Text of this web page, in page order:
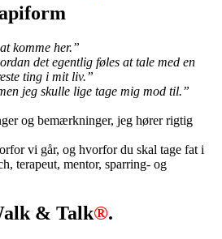
komme her.”
det egentlig føles at tale med en
ting i mit liv.”
jeg skulle lige tage mig mod til.”
og bemærkninger, jeg hører rigtig
vi går, og hvorfor du skal tage fat i
terapeut, mentor, sparring- og
& Talk®.